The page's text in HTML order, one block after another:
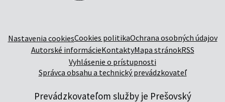
Nastavenia cookiesCookies politikaOchrana osobných údajov
Autorské informácieKontaktyMapa stránokRSS
Vyhlásenie o prístupnosti
Správca obsahu a technický prevádzkovateľ
Prevádzkovateľom služby je Prešovský